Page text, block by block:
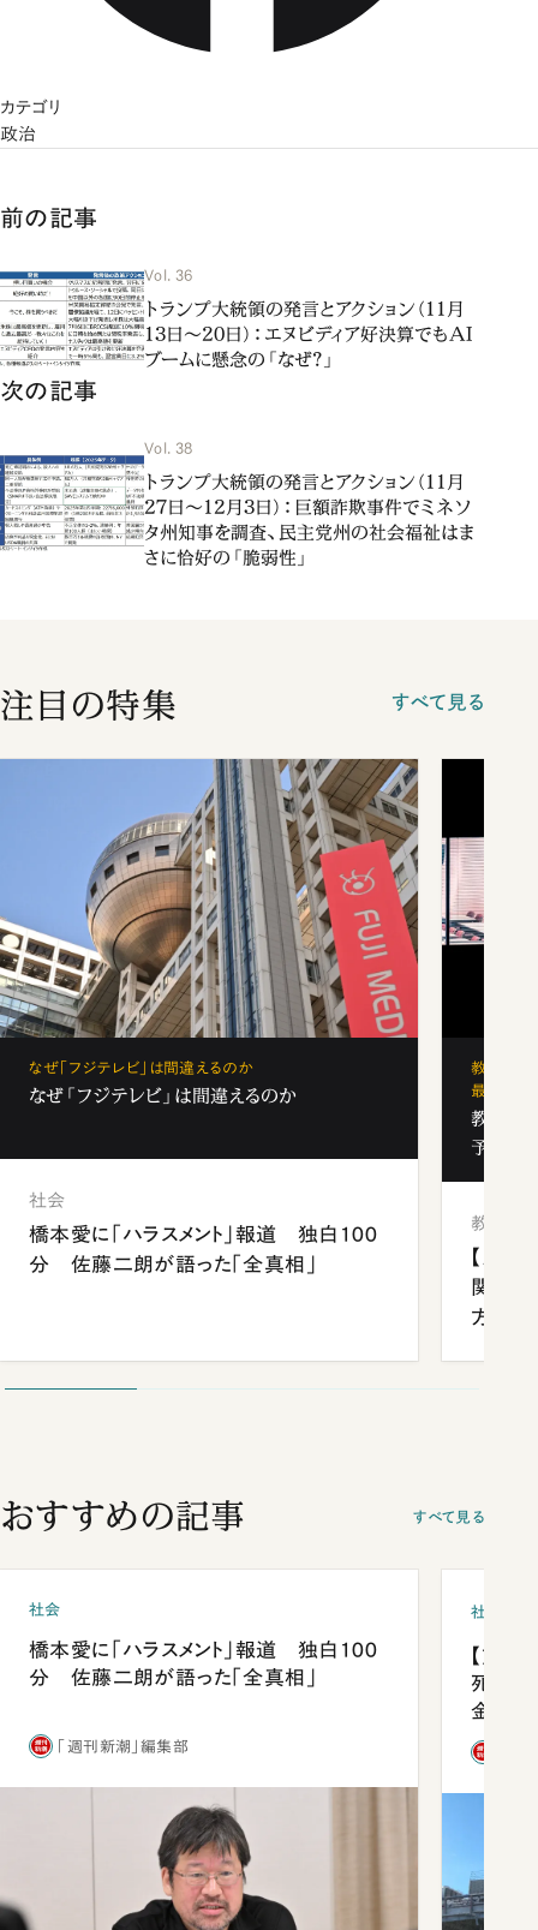
カテゴリ
政治
前の記事
Vol. 36
トランプ大統領の発言とアクション（11月
13日～20日）：エヌビディア好決算でもAI
ブームに懸念の「なぜ？」
次の記事
Vol. 38
トランプ大統領の発言とアクション（11月
27日～12月3日）：巨額詐欺事件でミネソ
タ州知事を調査、民主党州の社会福祉はま
さに恰好の「脆弱性」
注目の特集 すべて見る
なぜ「フジテレビ」は間違えるのか
なぜ「フジテレビ」は間違えるのか
社会
橋本愛に「ハラスメント」報道 独白100
分 佐藤二朗が語った「全真相」
教育の地
最新勢力
教育の
予備校
教育
【九州
関西
方
おすすめの記事 すべて見る
社会
橋本愛に「ハラスメント」報道 独白100
分 佐藤二朗が語った「全真相」
「週刊新潮」編集部
社会
【熊本
死を分
金」